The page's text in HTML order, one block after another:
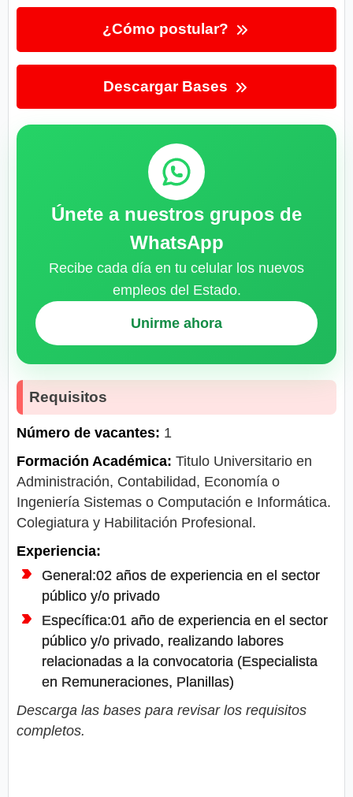
¿Cómo postular?
Descargar Bases
Únete a nuestros grupos de
WhatsApp
Recibe cada día en tu celular los nuevos
empleos del Estado.
Unirme ahora
Requisitos
Número de vacantes: 1
Formación Académica: Titulo Universitario en
Administración, Contabilidad, Economía o
Ingeniería Sistemas o Computación e Informática.
Colegiatura y Habilitación Profesional.
Experiencia:
General:02 años de experiencia en el sector
público y/o privado
Específica:01 año de experiencia en el sector
público y/o privado, realizando labores
relacionadas a la convocatoria (Especialista
en Remuneraciones, Planillas)
Descarga las bases para revisar los requisitos
completos.